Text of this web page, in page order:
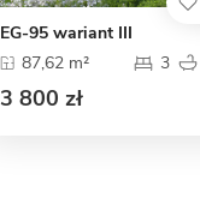
EG-95 wariant III
87,62 m²
3
3 800 zł